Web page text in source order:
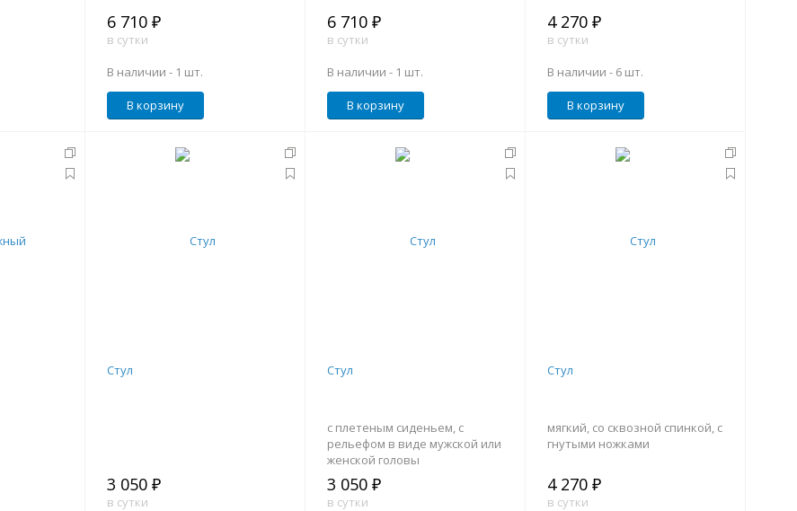
6 710 ₽
в сутки
В наличии - 1 шт.
В корзину
6 710 ₽
в сутки
В наличии - 1 шт.
В корзину
4 270 ₽
в сутки
В наличии - 6 шт.
В корзину
Стул
3 050 ₽
в сутки
Стул
с плетеным сиденьем, с
рельефом в виде мужской или
женской головы
3 050 ₽
в сутки
Стул
мягкий, со сквозной спинкой, с
гнутыми ножками
4 270 ₽
в сутки